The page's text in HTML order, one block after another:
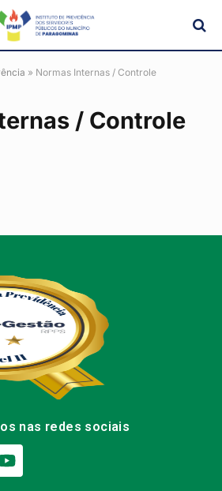
» Normas Internas / Controle
/ Controle
nas redes sociais